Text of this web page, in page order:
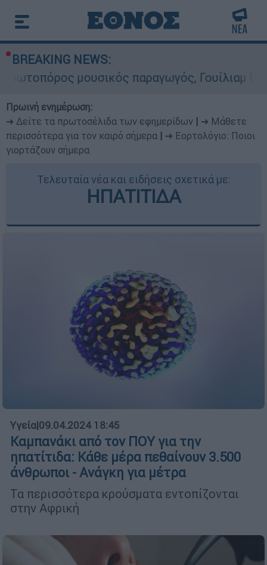
BREAKING NEWS:
παραγωγός, Γουίλιαμ Όρμπιτ - Η
Πρωινή ενημέρωση:
➔ Δείτε τα πρωτοσέλιδα των εφημερίδων
➔ Μάθετε
περισσότερα για τον καιρό σήμερα
➔ Εορτολόγιο: Ποιοι
γιορτάζουν σήμερα
Τελευταία νέα και ειδήσεις σχετικά με:
ΗΠΑΤΙΤΙΔΑ
Υγεία|09.04.2024 18:45
Καμπανάκι από τον ΠΟΥ για την
ηπατίτιδα: Κάθε μέρα πεθαίνουν 3.500
άνθρωποι - Ανάγκη για μέτρα
Τα περισσότερα κρούσματα εντοπίζονται
στην Αφρική